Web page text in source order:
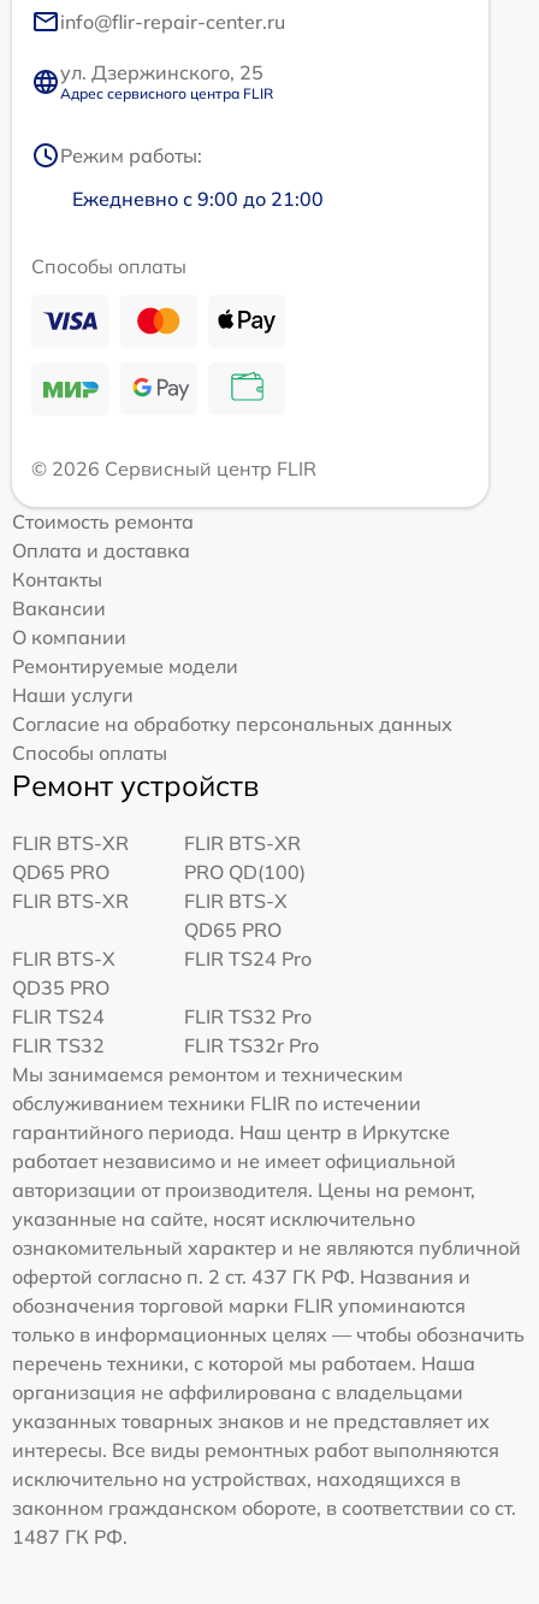
info@flir-repair-center.ru
ул. Дзержинского, 25
Адрес сервисного центра FLIR
Режим работы:
Ежедневно с 9:00 до 21:00
Способы оплаты
© 2026 Сервисный центр FLIR
Стоимость ремонта
Оплата и доставка
Контакты
Вакансии
О компании
Ремонтируемые модели
Наши услуги
Согласие на обработку персональных данных
Способы оплаты
Ремонт устройств
FLIR BTS-XR
QD65 PRO
FLIR BTS-XR
PRO QD(100)
FLIR BTS-XR
FLIR BTS-X
QD65 PRO
FLIR BTS-X
QD35 PRO
FLIR TS24 Pro
FLIR TS24
FLIR TS32 Pro
FLIR TS32
FLIR TS32r Pro
Мы занимаемся ремонтом и техническим
обслуживанием техники FLIR по истечении
гарантийного периода. Наш центр в Иркутске
работает независимо и не имеет официальной
авторизации от производителя. Цены на ремонт,
указанные на сайте, носят исключительно
ознакомительный характер и не являются публичной
офертой согласно п. 2 ст. 437 ГК РФ. Названия и
обозначения торговой марки FLIR упоминаются
только в информационных целях — чтобы обозначить
перечень техники, с которой мы работаем. Наша
организация не аффилирована с владельцами
указанных товарных знаков и не представляет их
интересы. Все виды ремонтных работ выполняются
исключительно на устройствах, находящихся в
законном гражданском обороте, в соответствии со ст.
1487 ГК РФ.